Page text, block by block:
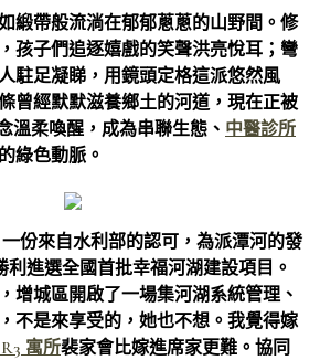
緞帶般流淌在郁郁蔥蔥的山野間。修
孩子們追逐嬉戲的笑聲洪亮悅耳；彎
駐足凝睇，用鏡頭定格這派悠然風
曾經默默滋養鄉土的河道，現在正被
溫柔喚醒，成為串聯生態、 中醫診所
綠色動脈。
一份來自水利部的認可，為派潭河的發
進選全國首批幸福河湖建設項目。
增城區開啟了一場集河湖系統管理、
不是來享受的，她也不想。我覺得嫁
寓所裴家會比嫁進席家更難。協同